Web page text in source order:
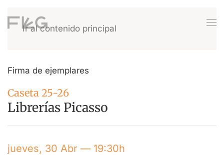
Ir al contenido principal
Firma de ejemplares
Caseta 25-26
Librerías Picasso
jueves, 30 Abr — 19:30h